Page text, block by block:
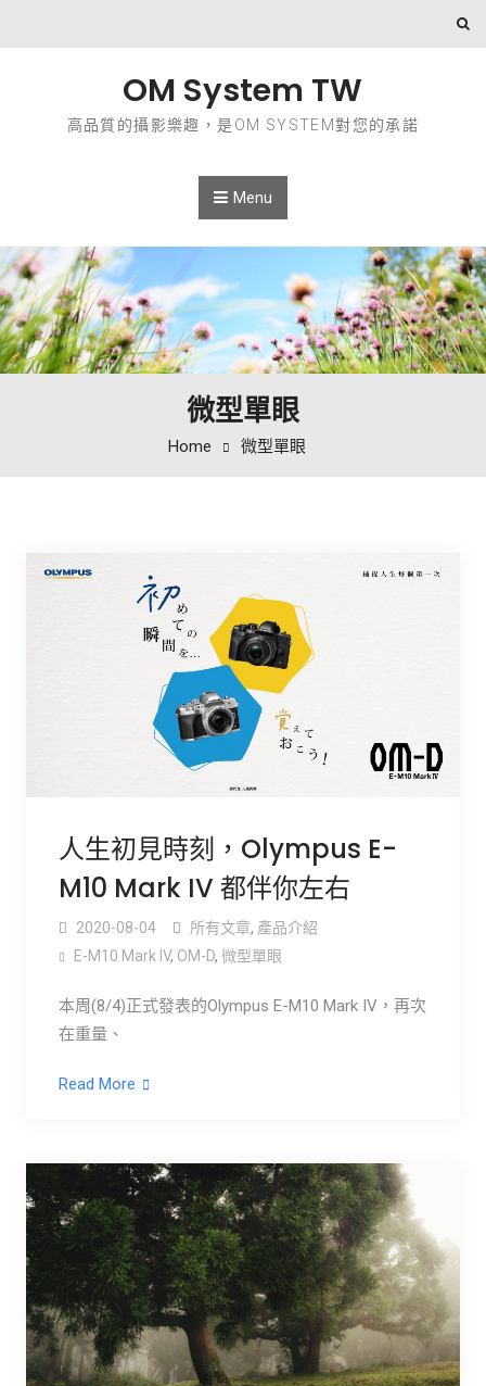
OM System TW
高品質的攝影樂趣，是OM SYSTEM對您的承諾
Menu
微型單眼
Home 微型單眼
人生初見時刻，Olympus E-
M10 Mark IV 都伴你左右
2020-08-04 所有文章, 產品介紹
E-M10 Mark IV, OM-D, 微型單眼
本周(8/4)正式發表的Olympus E-M10 Mark IV，再次
在重量、
Read More